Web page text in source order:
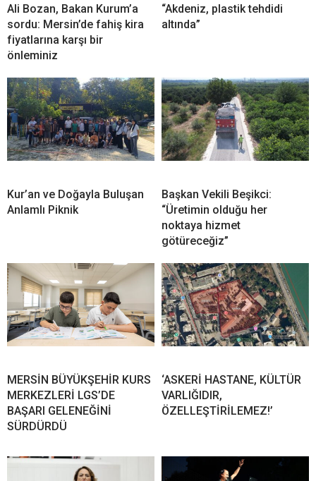
Ali Bozan, Bakan Kurum’a
sordu: Mersin’de fahiş kira
fiyatlarına karşı bir
önleminiz
“Akdeniz, plastik tehdidi
altında”
Kur’an ve Doğayla Buluşan
Anlamlı Piknik
Başkan Vekili Beşikci:
“Üretimin olduğu her
noktaya hizmet
götüreceğiz”
MERSİN BÜYÜKŞEHİR KURS
MERKEZLERİ LGS’DE
BAŞARI GELENEĞİNİ
SÜRDÜRDÜ
‘ASKERİ HASTANE, KÜLTÜR
VARLIĞIDIR,
ÖZELLEŞTİRİLEMEZ!’